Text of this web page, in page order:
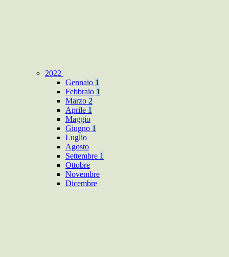
2022
Gennaio 1
Febbraio 1
Marzo 2
Aprile 1
Maggio
Giugno 1
Luglio
Agosto
Settembre 1
Ottobre
Novembre
Dicembre